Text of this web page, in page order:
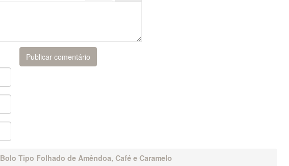
Bolo Tipo Folhado de Amêndoa, Café e Caramelo